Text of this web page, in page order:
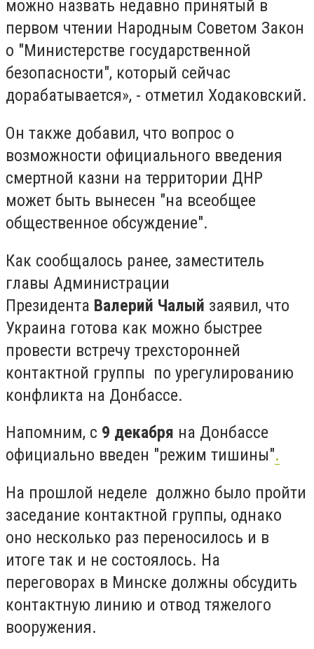
можно назвать недавно принятый в
первом чтении Народным Советом Закон
о "Министерстве государственной
безопасности", который сейчас
дорабатывается», - отметил Ходаковский.
Он также добавил, что вопрос о
возможности официального введения
смертной казни на территории ДНР
может быть вынесен "на всеобщее
общественное обсуждение".
Как сообщалось ранее, заместитель
главы Администрации
Президента Валерий Чалый заявил, что
Украина готова как можно быстрее
провести встречу трехсторонней
контактной группы по урегулированию
конфликта на Донбассе.
Напомним, с 9 декабря на Донбассе
официально введен "режим тишины".
На прошлой неделе должно было пройти
заседание контактной группы, однако
оно несколько раз переносилось и в
итоге так и не состоялось. На
переговорах в Минске должны обсудить
контактную линию и отвод тяжелого
вооружения.